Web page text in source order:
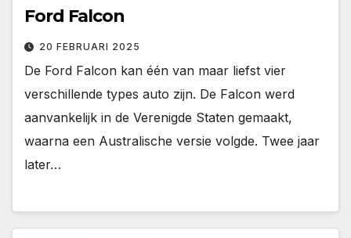
Ford Falcon
20 FEBRUARI 2025
De Ford Falcon kan één van maar liefst vier
verschillende types auto zijn. De Falcon werd
aanvankelijk in de Verenigde Staten gemaakt,
waarna een Australische versie volgde. Twee jaar
later…